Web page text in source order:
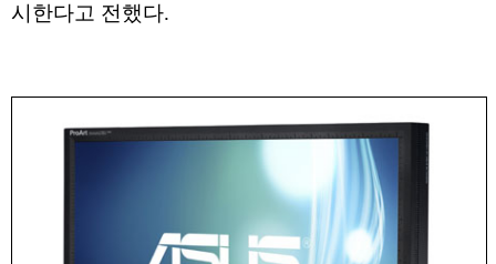
시한다고 전했다.